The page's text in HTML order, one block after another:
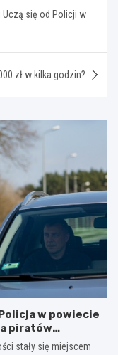
Uczą się od Policji w
zł w kilka godzin?
w powiecie
piratów
stały się miejscem